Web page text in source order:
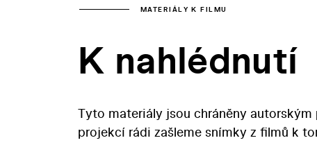
MATERIÁLY K FILMU
K nahlédnutí
Tyto materiály jsou chráněny
projekcí rádi zašleme snímky z filmů k